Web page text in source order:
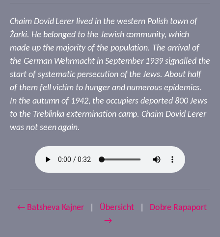
Chaim Dovid Lerer lived in the western Polish town of
Żarki. He belonged to the Jewish community, which
made up the majority of the population. The arrival of
the German Wehrmacht in September 1939 signalled the
start of systematic persecution of the Jews. About half
of them fell victim to hunger and numerous epidemics.
In the autumn of 1942, the occupiers deported 800 Jews
to the Treblinka extermination camp. Chaim Dovid Lerer
was not seen again.
← Batsheva Kajner Übersicht
Dobre Rapaport
→